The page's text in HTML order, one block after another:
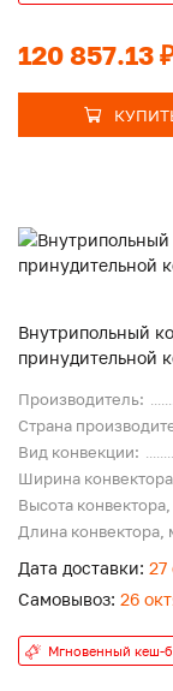
120 857.13
Внутрипольный
принудительной
Производитель:
Страна
Вид конвекции:
Ширина
Высота
Длина конвектора,
Дата доставки: 27
Самовывоз: 26
Мгновенный кеш-